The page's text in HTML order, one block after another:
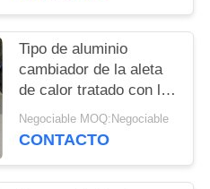
Tipo de aluminio
cambiador de la aleta
de calor tratado con la
capa del polvo para
prevenir la corrosión
Negociable MOQ:Negociable
CONTACTO